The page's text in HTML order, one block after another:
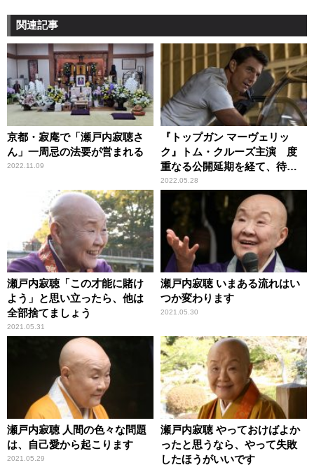
関連記事
京都・寂庵で「瀬戸内寂聴さ
ん」一周忌の法要が営まれる
2022.11.09
『トップガン マーヴェリッ
ク』トム・クルーズ主演 度
重なる公開延期を経て、待望
のスクリーンへ
2022.05.28
瀬戸内寂聴「この才能に賭け
よう」と思い立ったら、他は
全部捨てましょう
2021.05.31
瀬戸内寂聴 いまある流れはい
つか変わります
2021.05.30
瀬戸内寂聴 人間の色々な問題
は、自己愛から起こります
2021.05.29
瀬戸内寂聴 やっておけばよか
ったと思うなら、やって失敗
したほうがいいです